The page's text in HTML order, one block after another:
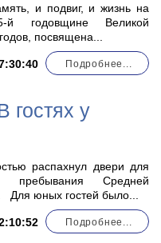
и подвиг, и жизнь на
годовщине Великой
посвящена...
Подробнее...
гостях у
распахнул двери для
Средней
юных гостей было...
Подробнее...